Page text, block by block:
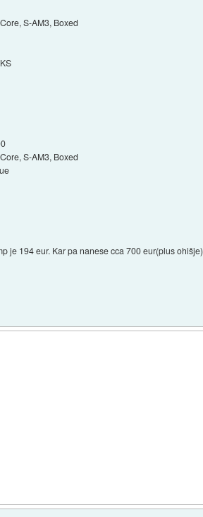
S-AM3, Boxed
S-AM3, Boxed
je 194 eur. Kar pa nanese cca 700 eur(plus ohišje)